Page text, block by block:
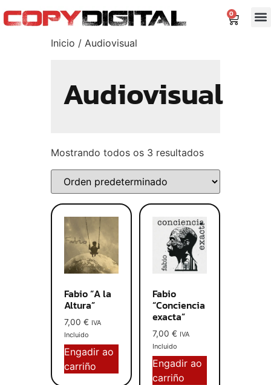
0
Inicio / Audiovisual
Audiovisual
Mostrando todos os 3 resultados
Fabio “A la
Altura”
7,00 € IVA
Incluido
Engadir ao
carriño
Fabio
“Conciencia
exacta”
7,00 € IVA
Incluido
Engadir ao
carriño